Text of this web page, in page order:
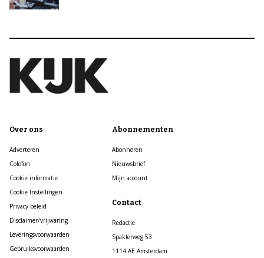
Over ons
Adverteren
Colofon
Cookie informatie
Cookie Instellingen
Privacy beleid
Disclaimer/vrijwaring
Leveringsvoorwaarden
Gebruiksvoorwaarden
Abonnementen
Abonneren
Nieuwsbrief
Mijn account
Contact
Redactie
Spaklerweg 53
1114 AE Amsterdam